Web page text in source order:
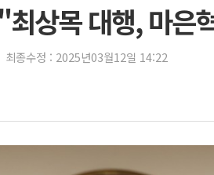
상목 대행, 마은
최종수정 : 2025년03월12일 14:22